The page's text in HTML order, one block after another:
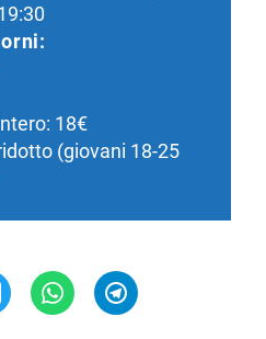
18€
(giovani 18-25